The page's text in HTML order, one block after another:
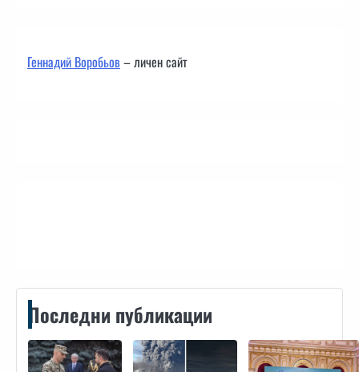
Геннадий Воробьов– личен сайт
Последни публикации